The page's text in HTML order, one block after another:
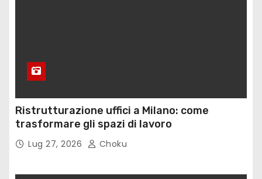
Ristrutturazione uffici a Milano: come
trasformare gli spazi di lavoro
Lug 27, 2026 Choku